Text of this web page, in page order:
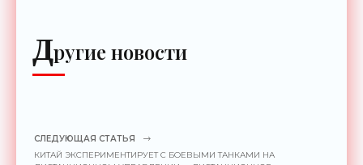
Другие новости
СЛЕДУЮЩАЯ СТАТЬЯ
КИТАЙ ЭКСПЕРИМЕНТИРУЕТ С БОЕВЫМИ ТАНКАМИ НА